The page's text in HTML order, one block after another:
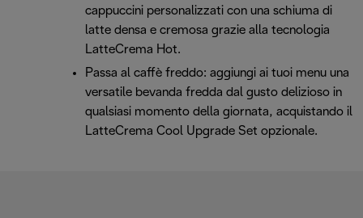
cappuccini personalizzati con una schiuma di
latte densa e cremosa grazie alla tecnologia
LatteCrema Hot.
Passa al caffè freddo: aggiungi ai tuoi menu una
versatile bevanda fredda dal gusto delizioso in
qualsiasi momento della giornata, acquistando il
LatteCrema Cool Upgrade Set opzionale.